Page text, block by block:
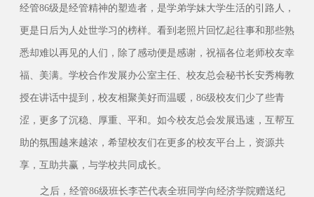
经管86级是经管精神的塑造者，是学弟学妹大学生活的引路人，
更是日后为人处世学习的榜样。看到老照片回忆起往事和那些熟
悉却难以再见的人们，除了感动便是感谢，祝福各位老师校友幸
福、美满。学校合作发展办公室主任、校友总会秘书长安秀梅教
授在讲话中提到，校友相聚美好而温暖，86级校友们少了些青
涩，更多了沉稳、厚重、平和。如今校友总会发展迅速，互帮互
助的氛围越来越浓，希望校友们在更多的校友平台上，资源共
享，互助共赢，与学校共同成长。
之后，经管86级班长李芒代表全班同学向经济学院赠送纪